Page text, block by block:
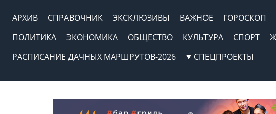
АРХИВ СПРАВОЧНИК ЭКСКЛЮЗИВЫ ВАЖНОЕ ГОРОСКОП
ПОЛИТИКА
ЭКОНОМИКА ОБЩЕСТВО КУЛЬТУРА СПОРТ
РАСПИСАНИЕ ДАЧНЫХ МАРШРУТОВ-2026
СПЕЦПРОЕКТЫ